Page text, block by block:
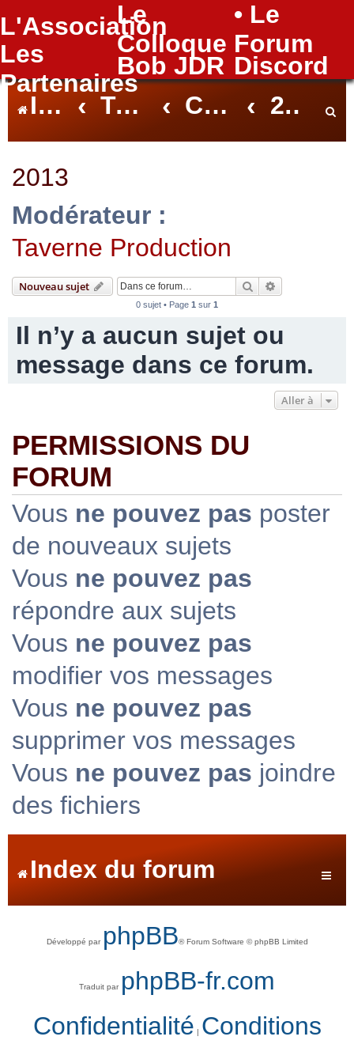
L'Association
Le
Colloque
• Le
Forum
Les
Partenaires
Bob JDR Discord
FAQ
Index du forum Taverne Colloque Bob Le Rôliste 2013
r
2013
Modérateur :
Taverne Production
Nouveau sujet Rechercher
0 sujet • Page 1 sur 1
Il n’y a aucun sujet ou
message dans ce forum.
Aller à
PERMISSIONS DU
FORUM
Vous ne pouvez pas poster
de nouveaux sujets
Vous ne pouvez pas
répondre aux sujets
Vous ne pouvez pas
modifier vos messages
Vous ne pouvez pas
supprimer vos messages
Vous ne pouvez pas joindre
des fichiers
Index du forum
Développé par phpBB® Forum Software © phpBB Limited
Traduit par phpBB-fr.com
Confidentialité | Conditions